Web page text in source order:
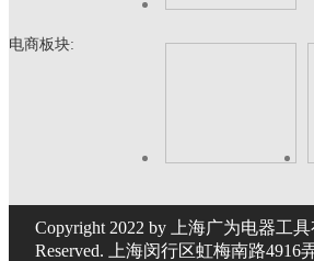
电商板块:
Copyright 2022 by 上海广为电器工
Reserved. 上海闵行区虹梅南路4916